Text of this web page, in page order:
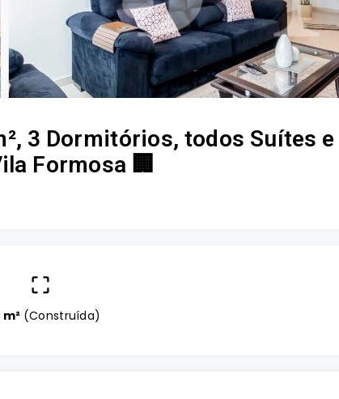
3 Dormitórios, todos Suítes e
Formosa 🏢
m² (Construída)